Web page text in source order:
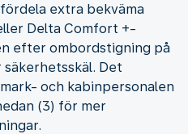
extra bekväma
Delta Comfort +-
efter ombordstigning på
Det
och kabinpersonalen
(3) för mer